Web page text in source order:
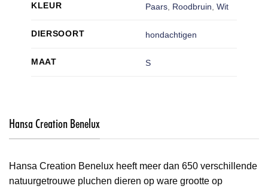
KLEUR Paars, Roodbruin Wit
DIERSOORT hondachtigen
MAAT S
Hansa Creation Benelux
Hansa Creation Benelux heeft meer dan 650 verschillende
natuurgetrouwe pluchen dieren op ware grootte op